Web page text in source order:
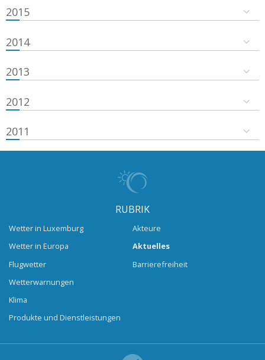
2015
2014
2013
2012
2011
RUBRIK
Wetter in Luxemburg
Wetter in Europa
Flugwetter
Wetterwarnungen
Klima
Produkte und Dienstleistungen
Akteure
Aktuelles
Barrierefreiheit